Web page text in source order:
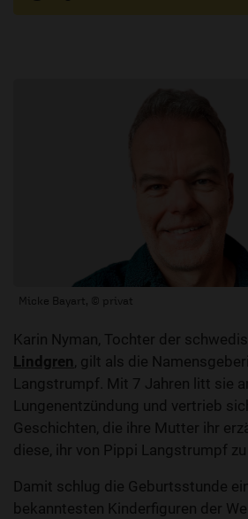
Micke Bayart, © privat
Karin Nyman, Tochter der
Lindgren, gilt als die
Langstrumpf. Mit 7 Jahren litt sie
Lungenentzündung und vertrieb
Geschichten, die ihre Mutter ihr
diese, ihr von Pippi Langstrumpf zu
Damit schlug die Geburtsstunde
bekanntesten Kinderfiguren der